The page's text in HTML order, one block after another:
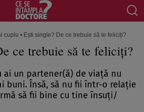
cuplu • Ești single? De ce trebuie să te feliciți?
ce trebuie să te feliciți?
ai un partener(ă) de viață nu
buni. Însă, să nu fii într-o relație
să fii bine cu tine însuți/